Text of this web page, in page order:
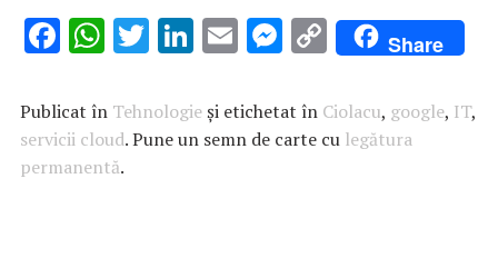
F
e
b
o
W
at
s
A
T
it
te
Li
k
e
E
ai
l
M
se
n
C
o
p
y
Share
Publicat în Tehnologieși etichetat în Ciolacu, google, IT,
servicii cloud. Pune un semn de carte cu legătura
permanentă.